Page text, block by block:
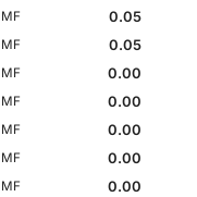
MF
0.05
MF
0.05
MF
0.00
MF
0.00
MF
0.00
MF
0.00
MF
0.00